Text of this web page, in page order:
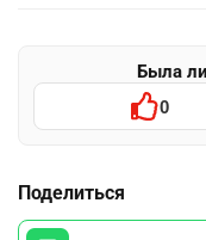
Была
0
Поделиться